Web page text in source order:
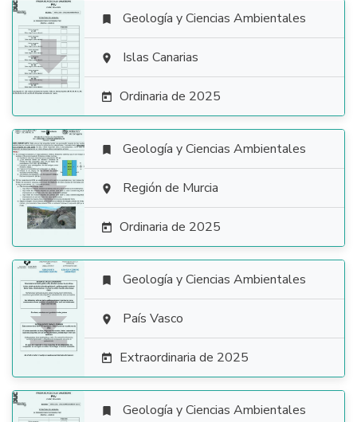

 Geología y Ciencias Ambientales
 Islas Canarias
 Ordinaria de 2025

 Geología y Ciencias Ambientales
 Región de Murcia
 Ordinaria de 2025

 Geología y Ciencias Ambientales
 País Vasco
 Extraordinaria de 2025
 Geología y Ciencias Ambientales